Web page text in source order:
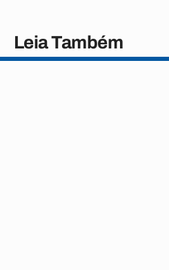
Leia Também